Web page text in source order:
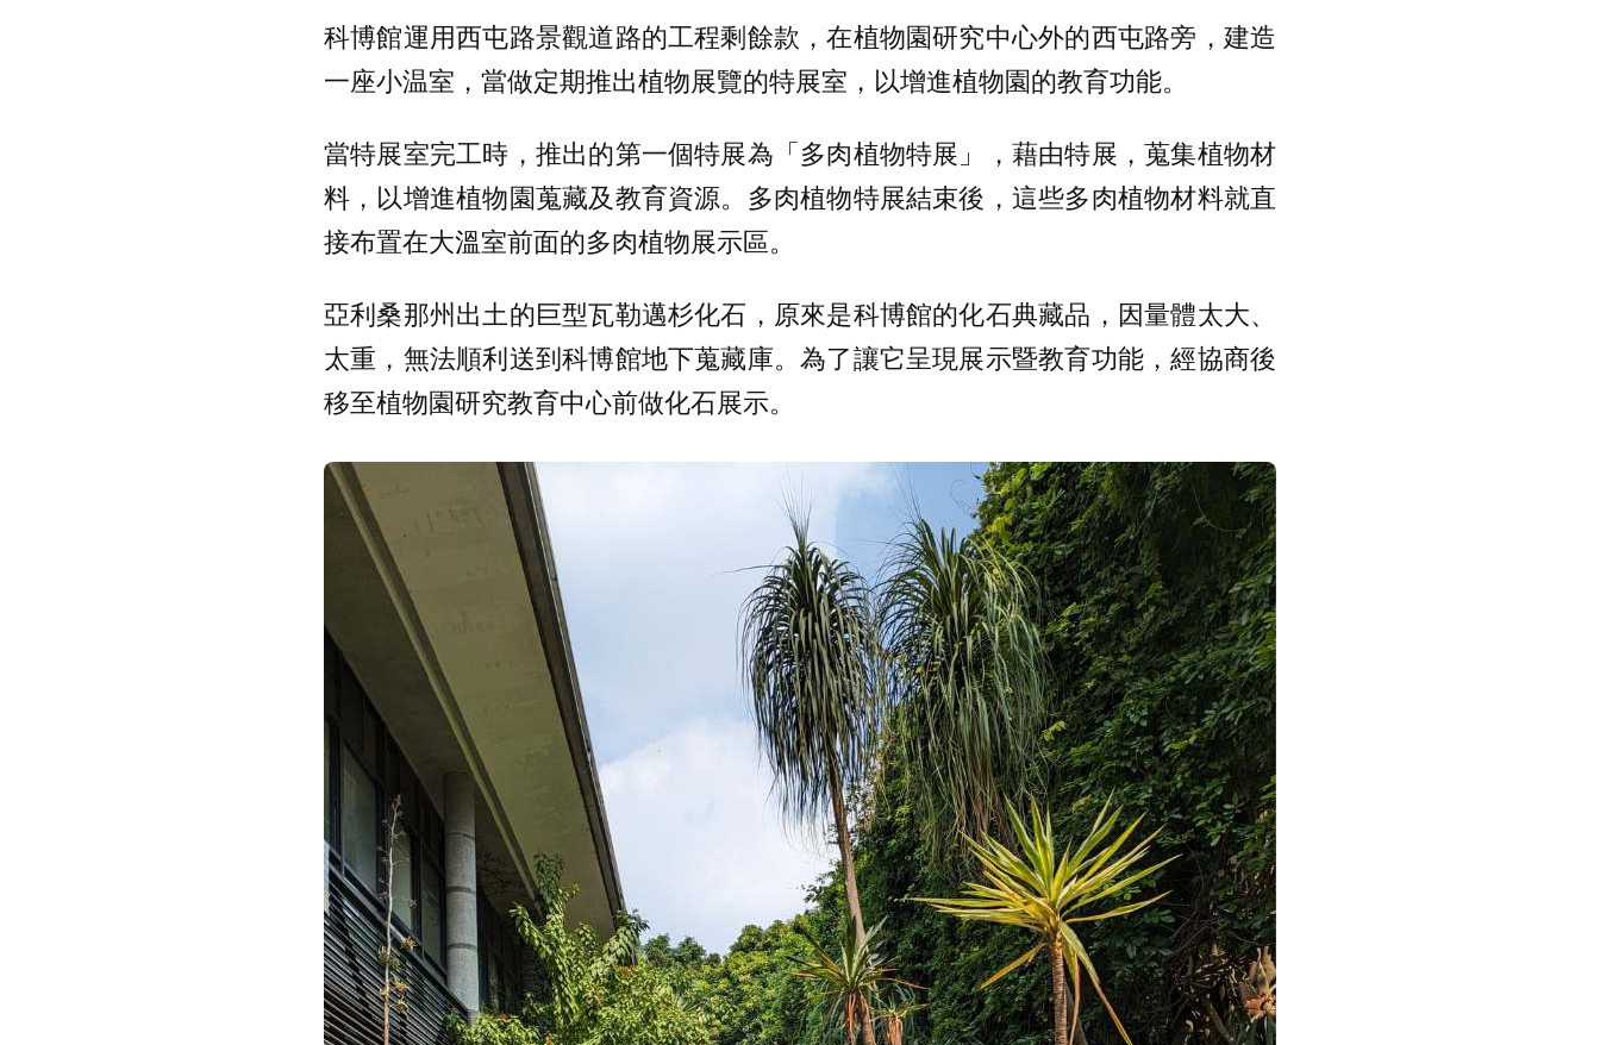
科博館運用西屯路景觀道路的工程剩餘款，在植物園研究中心外的西屯路旁，建造
一座小温室，當做定期推出植物展覽的特展室，以增進植物園的教育功能。
當特展室完工時，推出的第一個特展為「多肉植物特展」，藉由特展，蒐集植物材
料，以增進植物園蒐藏及教育資源。多肉植物特展結束後，這些多肉植物材料就直
接布置在大溫室前面的多肉植物展示區。
亞利桑那州出土的巨型瓦勒邁杉化石，原來是科博館的化石典藏品，因量體太大、
太重，無法順利送到科博館地下蒐藏庫。為了讓它呈現展示暨教育功能，經協商後
移至植物園研究教育中心前做化石展示。